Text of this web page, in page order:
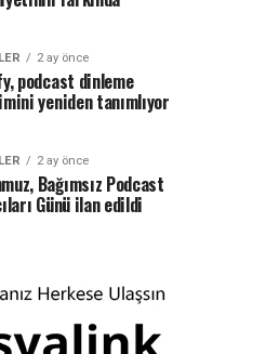
2 ay önce
podcast dinleme
yeniden tanımlıyor
2 ay önce
Bağımsız Podcast
Günü ilan edildi